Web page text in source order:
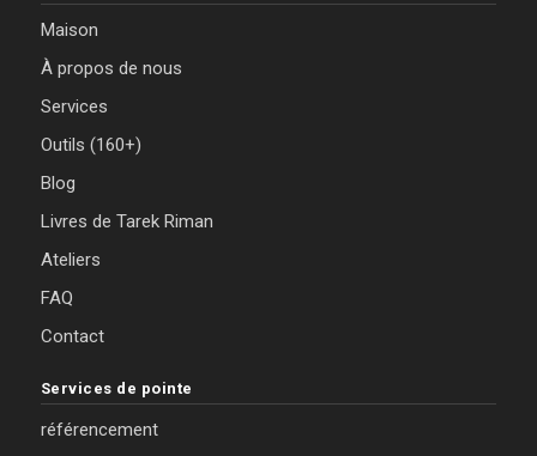
Maison
À propos de nous
Services
Outils (160+)
Blog
Livres de Tarek Riman
Ateliers
FAQ
Contact
Services de pointe
référencement